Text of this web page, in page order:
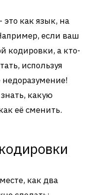
это как язык, на
если ваш
кодировки, а кто-
используя
недоразумение!
какую
её сменить.
как два